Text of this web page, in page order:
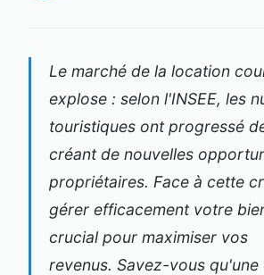
Le marché de la location
explose : selon l'INSEE, les
touristiques ont progressé
créant de nouvelles
propriétaires. Face à cette
gérer efficacement votre
crucial pour maximiser vos
revenus. Savez-vous